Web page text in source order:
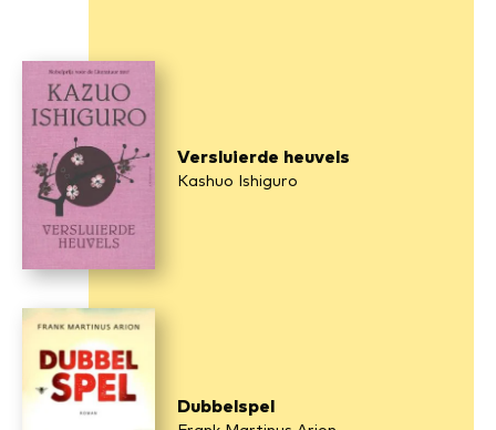
Versluierde heuvels
Kashuo Ishiguro
Dubbelspel